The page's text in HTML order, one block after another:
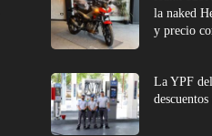
la naked
y precio
La YPF